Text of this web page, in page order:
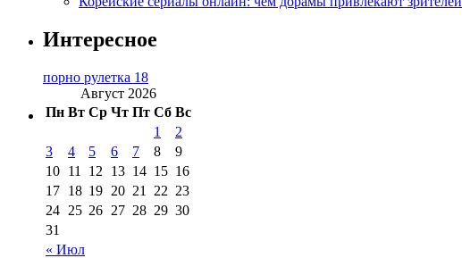
Интересное
порно рулетка 18
Август 2026
Пн Вт Ср Чт Пт Сб Вс
« Июл
1
2
3
4 5 6 7 8
9
10 11 12 13 14 15 16
17 18 19 20 21 22 23
24 25 26 27 28 29 30
31